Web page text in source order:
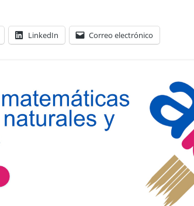
LinkedIn Correo electrónico